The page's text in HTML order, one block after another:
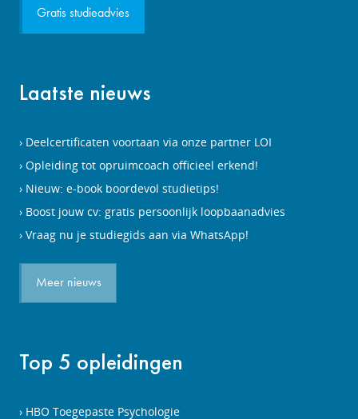
Gratis studieadvies
Laatste nieuws
Deelcertificaten voortaan via onze partner LOI
Opleiding tot opruimcoach officieel erkend!
Nieuw: e-book boordevol studietips!
Boost jouw cv: gratis persoonlijk loopbaanadvies
Vraag nu je studiegids aan via WhatsApp!
Meer nieuws
Top 5 opleidingen
HBO Toegepaste Psychologie